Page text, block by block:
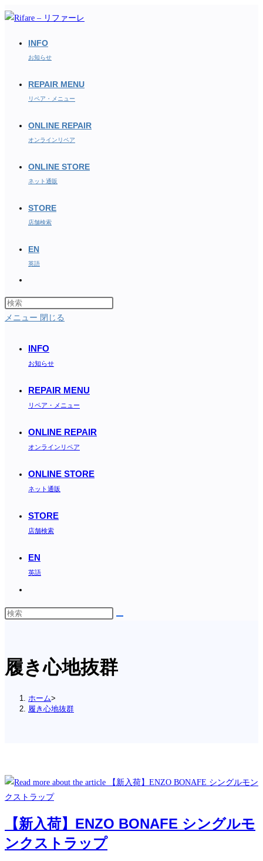
コ
INFO
お知らせ
REPAIR MENU
リペア・メニュー
ONLINE REPAIR
オンラインリペア
ONLINE STORE
ネット通販
STORE
店舗検索
EN
英語
search
メニュー 閉じる
INFO
お知らせ
REPAIR MENU
リペア・メニュー
ONLINE REPAIR
オンラインリペア
ONLINE STORE
ネット通販
STORE
店舗検索
EN
英語
search
履き心地抜群
ホーム>
履き心地抜群
【新入荷】ENZO BONAFE シングルモ
ンクストラップ